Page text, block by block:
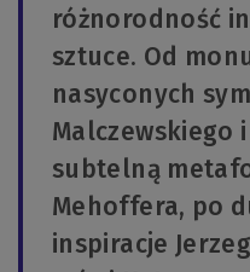
różnorodność
sztuce. Od
nasyconych
Malczewskiego
subtelną
Mehoffera, po
inspiracje